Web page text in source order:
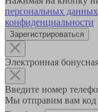
персональных данных
конфиденциальности
Зарегистрироваться
Электронная
Введите номер
Мы отправим вам код